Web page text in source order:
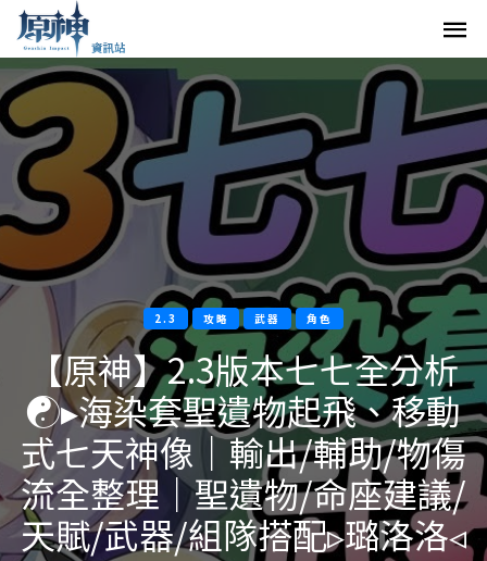
2.3 攻略 武器 角色
【原神】2.3版本七七全分析
☯▸海染套聖遺物起飛、移動
式七天神像｜輸出/輔助/物傷
流全整理｜聖遺物/命座建議/
天賦/武器/組隊搭配▹璐洛洛◃